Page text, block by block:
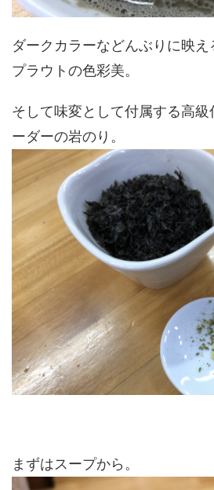
ダークカラーなどんぶりに映
プラウトの色彩美。
そして味変として付属する高
ーダーの岩のり。
まずはスープから。